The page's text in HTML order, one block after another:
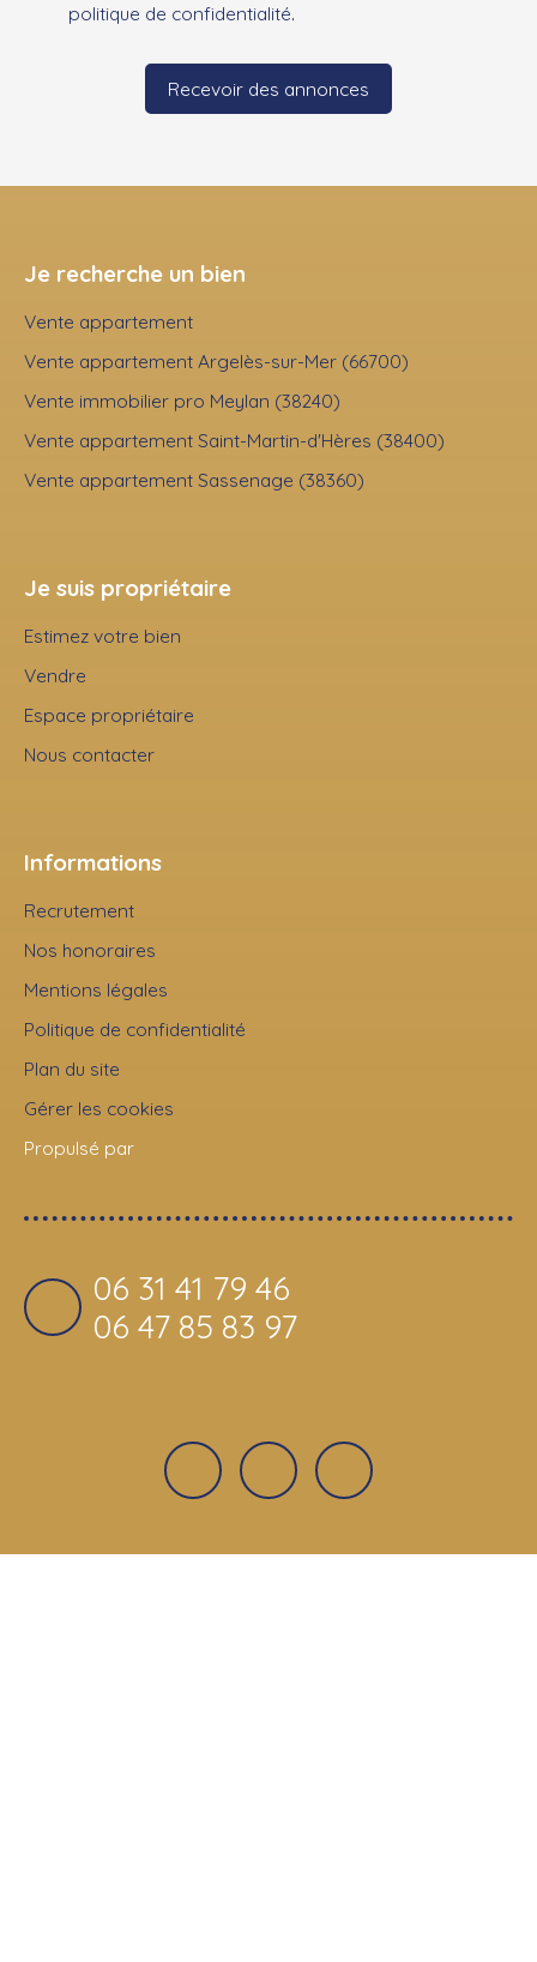
politique de confidentialité.
Recevoir des annonces
Je recherche un bien
Vente appartement
Vente appartement Argelès-sur-Mer (66700)
Vente immobilier pro Meylan (38240)
Vente appartement Saint-Martin-d'Hères (38400)
Vente appartement Sassenage (38360)
Je suis propriétaire
Estimez votre bien
Vendre
Espace propriétaire
Nous contacter
Informations
Recrutement
Nos honoraires
Mentions légales
Politique de confidentialité
Plan du site
Gérer les cookies
Propulsé par
06 31 41 79 46
06 47 85 83 97